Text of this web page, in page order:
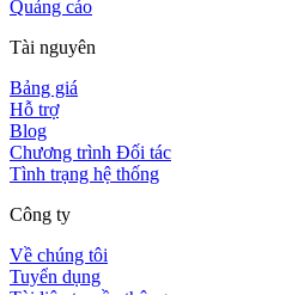
Quảng cáo
Tài nguyên
Bảng giá
Hỗ trợ
Blog
Chương trình Đối tác
Tình trạng hệ thống
Công ty
Về chúng tôi
Tuyển dụng